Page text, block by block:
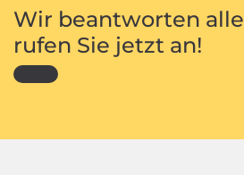
Wir beantworten
rufen Sie jetzt an!